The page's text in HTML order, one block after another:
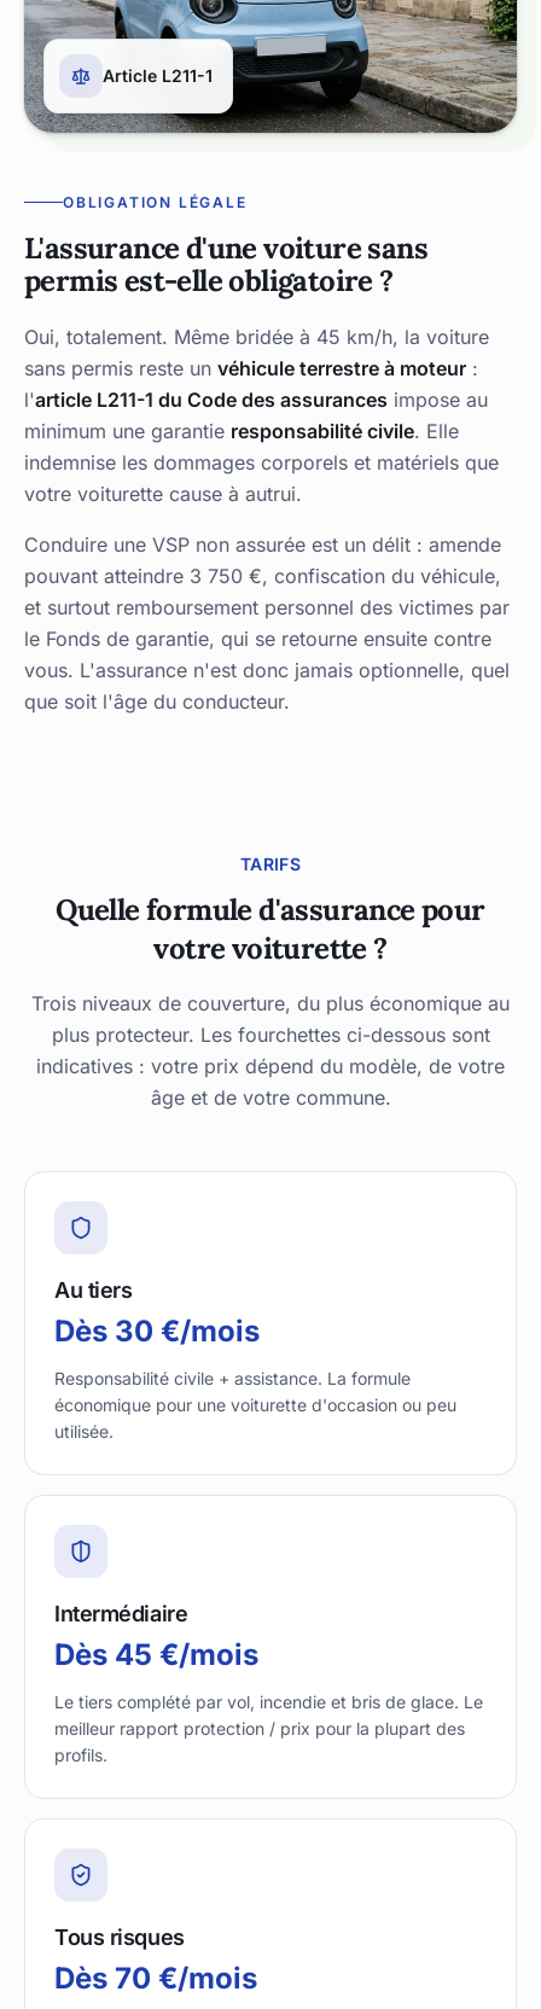
Article L211-1
OBLIGATION LÉGALE
L'assurance d'une voiture sans
permis est-elle obligatoire ?
Oui, totalement. Même bridée à 45 km/h, la voiture
sans permis reste un véhicule terrestre à moteur :
l'article L211-1 du Code des assurances impose au
minimum une garantie responsabilité civile. Elle
indemnise les dommages corporels et matériels que
votre voiturette cause à autrui.
Conduire une VSP non assurée est un délit : amende
pouvant atteindre 3 750 €, confiscation du véhicule,
et surtout remboursement personnel des victimes par
le Fonds de garantie, qui se retourne ensuite contre
vous. L'assurance n'est donc jamais optionnelle, quel
que soit l'âge du conducteur.
TARIFS
Quelle formule d'assurance pour
votre voiturette ?
Trois niveaux de couverture, du plus économique au
plus protecteur. Les fourchettes ci-dessous sont
indicatives : votre prix dépend du modèle, de votre
âge et de votre commune.
Au tiers
Dès 30 €/mois
Responsabilité civile + assistance. La formule
économique pour une voiturette d'occasion ou peu
utilisée.
Intermédiaire
Dès 45 €/mois
Le tiers complété par vol, incendie et bris de glace. Le
meilleur rapport protection / prix pour la plupart des
profils.
Tous risques
Dès 70 €/mois